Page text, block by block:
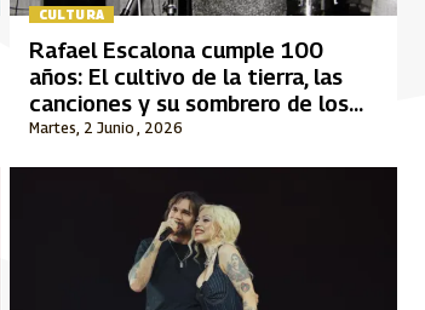
CULTURA
Martes, 2 Junio , 2026
Rafael Escalona cumple 100
años: El cultivo de la tierra, las
canciones y su sombrero de los
últimos años